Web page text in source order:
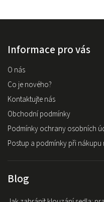
Informace pro vás
O nás
Co je nového?
Kontaktujte nás
Obchodní podmínky
Podmínky ochrany osobních
Postup a podmínky při nákupu
Blog